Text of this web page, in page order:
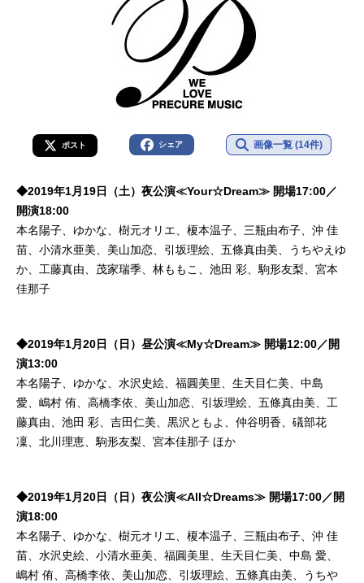
ポスト シェア 画像一覧 (14件)
◆2019年1月19日（土）夜公演≪Your☆Dream≫ 開場17:00／
開演18:00
本名陽子、ゆかな、樹元オリエ、榎本温子、三瓶由布子、沖 佳
苗、小清水亜美、美山加恋、引坂理絵、五條真由美、うちやえゆ
か、工藤真由、茂家瑞季、林ももこ、池田 彩、駒形友梨、宮本
佳那子
◆2019年1月20日（日）昼公演≪My☆Dream≫ 開場12:00／開
演13:00
本名陽子、ゆかな、水沢史絵、福圓美里、生天目仁美、中島
愛、嶋村 侑、高橋李依、美山加恋、引坂理絵、五條真由美、工
藤真由、池田 彩、吉田仁美、黒沢ともよ、仲谷明香、礒部花
凜、北川理恵、駒形友梨、宮本佳那子 ほか
◆2019年1月20日（日）夜公演≪All☆Dreams≫ 開場17:00／開
演18:00
本名陽子、ゆかな、樹元オリエ、榎本温子、三瓶由布子、沖 佳
苗、水沢史絵、小清水亜美、福圓美里、生天目仁美、中島 愛、
嶋村 侑、高橋李依、美山加恋、引坂理絵、五條真由美、うちや